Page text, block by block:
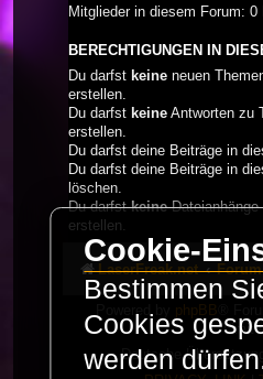
Mitglieder in diesem Forum:
BERECHTIGUNGEN IN
Du darfst keine neuen
erstellen.
Du darfst keine Antworten zu
erstellen.
Du darfst deine Beiträge in
Du darfst deine Beiträge in
löschen.
Du darfstkeineDateianhänge
erstellen.
LaserFreak.net Forum
phpBB
Deutsche
Cookie-
Bestimmen
Cookies
werden